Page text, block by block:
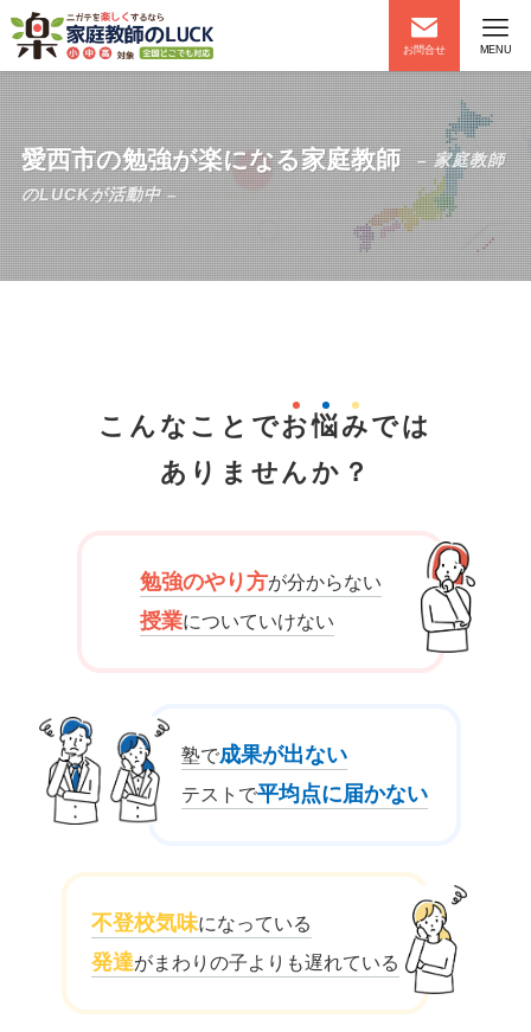
お問合せ MENU
愛西市の勉強が楽になる家庭教師
– 家庭教師
のLUCKが活動中 –
こんなことでお悩みでは
ありませんか？
勉強のやり方が分からない
授業についていけない
塾で成果が出ない
テストで平均点に届かない
不登校気味になっている
発達がまわりの子よりも遅れている